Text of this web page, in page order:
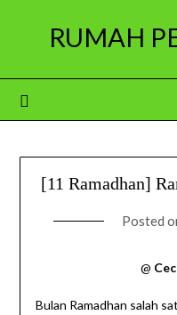
RUMAH
[11 Ramadhan]
Posted
@
Bulan Ramadhan salah